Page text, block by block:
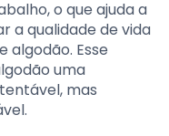
o que ajuda a
a qualidade de vida
algodão. Esse
uma
mas